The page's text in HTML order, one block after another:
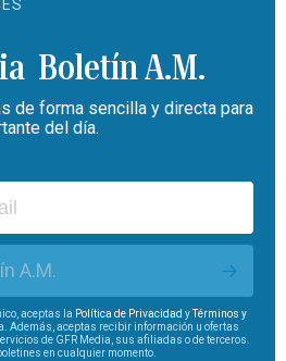
Boletín A.M.
de forma sencilla y directa para
del día.
A.M.
aceptas la Política de Privacidad yTérminos y
Además, aceptas recibir información u ofertas
de GFR Media, sus afiliadas o de terceros.
en cualquier momento.